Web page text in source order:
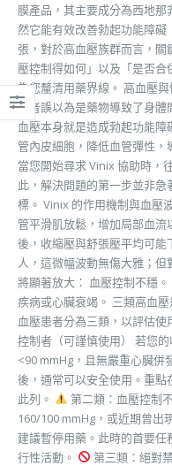
膜產品，其主要成分為西地
然它能有效改善勃起功能障礙
張，對於高血壓族群而言，
壓控制得如何」以及「是否合
為您釐清用藥界線。 高血壓
患者誤以為是藥物導致了身
血壓本身就是造成勃起功能
管內皮細胞，降低血管彈性，
當您開始尋求 Vinix 協助時，
此，解決問題的第一步並非
標。 Vinix 的作用機制與血壓
管平滑肌放鬆，增加局部血
後，收縮壓與舒張壓平均可能
人，這微幅波動無傷大雅；
將顯著放大： 血壓控制不穩
疾病或心臟衰竭。 三類高血
血壓患者分為三類，以評估使
控制者（可謹慎使用） 若您
<90 mmHg，且無嚴重心臟併
後，通常可以安全使用。重
此列。
第二類：血壓控制
160/100 mmHg，或近期曾出
建議暫停用藥。此時的首要
行性活動。
第三類：絕對